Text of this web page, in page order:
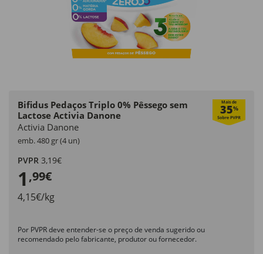
Bifidus Pedaços Triplo 0% Pêssego sem
Lactose Activia Danone
Mais de
35%
Activia Danone
emb. 480 gr (4 un)
PVPR 3,19€
1 ,99€
4,15€/kg
Por PVPR deve entender-se o preço de venda sugerido ou
recomendado pelo fabricante, produtor ou fornecedor.